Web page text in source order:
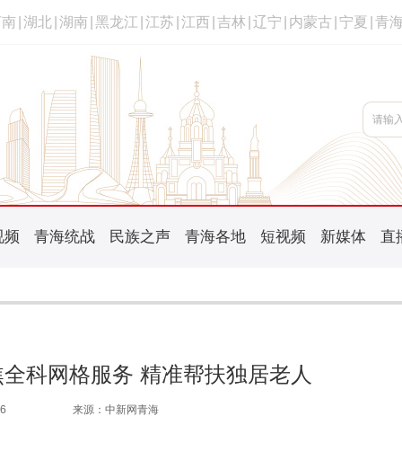
湖北 湖南 黑龙江 江苏 江西 吉林 辽宁 内蒙古 宁夏 青
频 青海统战 民族之声 青海各地 短视频 新媒体 直
科网格服务 精准帮扶独居老人
来源：中新网青海